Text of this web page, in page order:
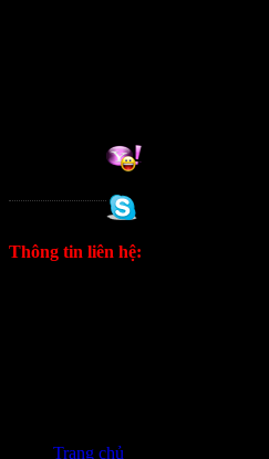
Thông tin liên hệ:
Trang chủ